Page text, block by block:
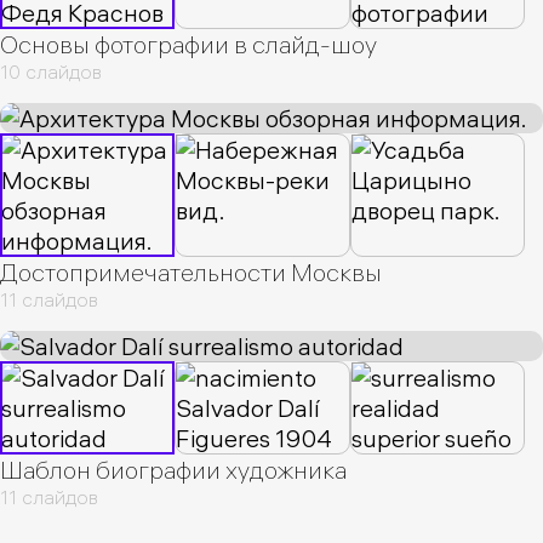
Основы фотографии в слайд-шоу
10 слайдов
Достопримечательности Москвы
11 слайдов
Шаблон биографии художника
11 слайдов